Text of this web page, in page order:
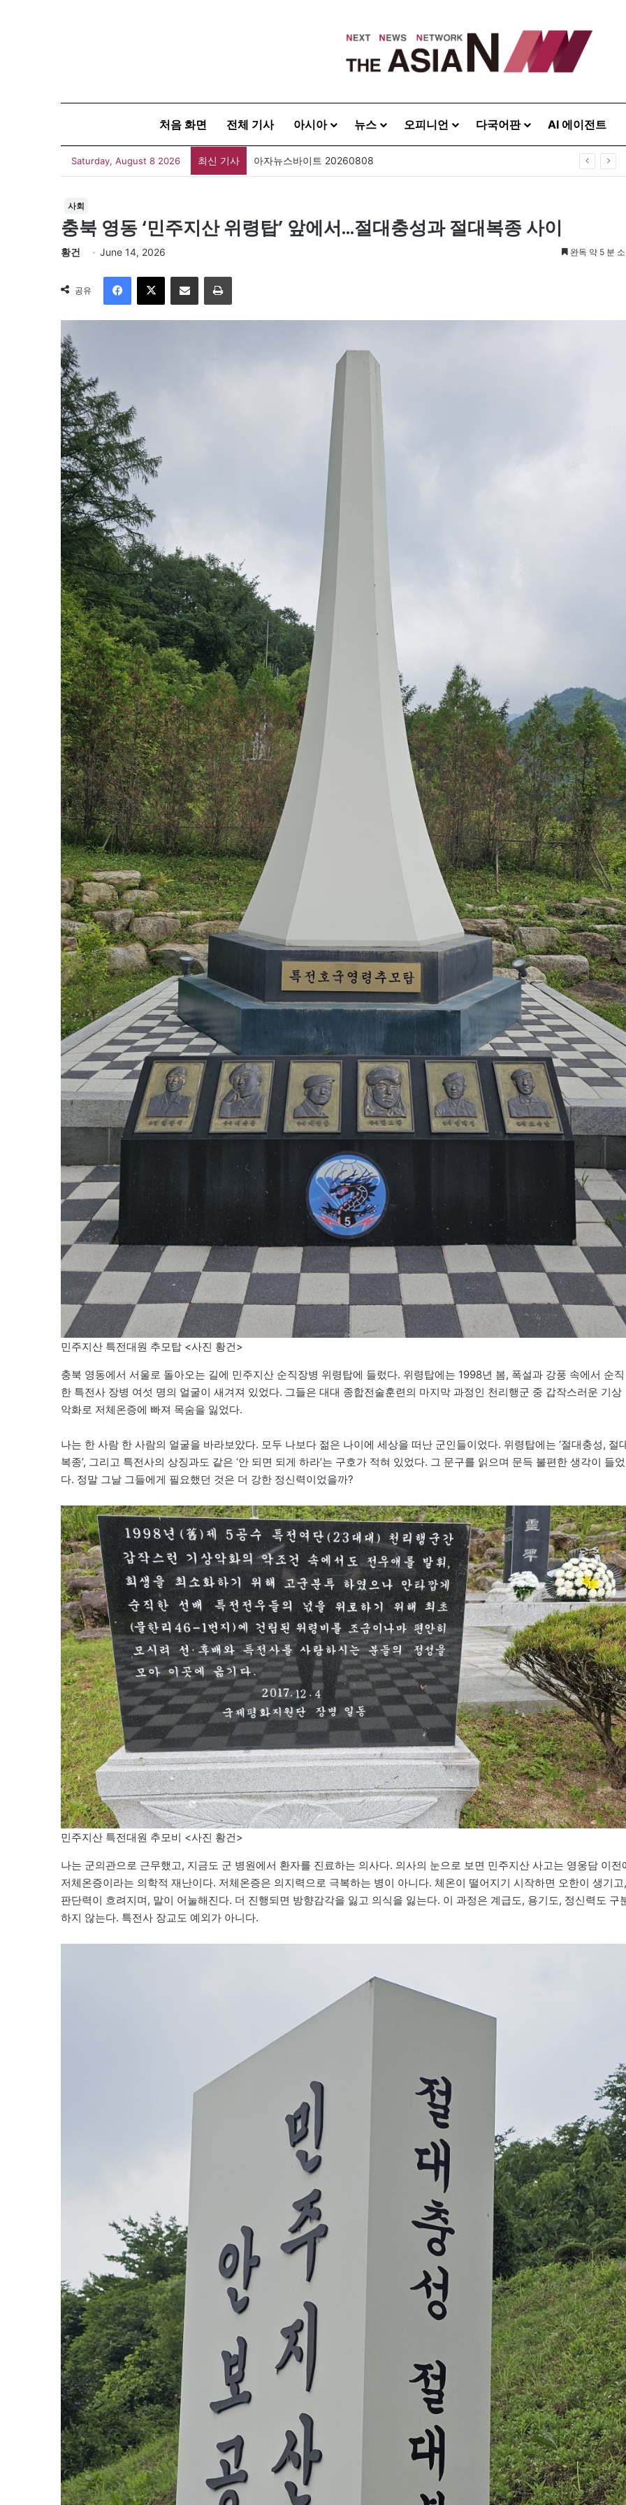
처음 화면 전체 기사 아시아 뉴스 오피니언 다국어판 AI 에이전트
Saturday, August 8 2026 최신 기사 폐버스를 청년주택으로? 탑골공원 술자리보다 못한 정치의 상상력
사회
충북 영동 ‘민주지산 위령탑’ 앞에서…절대충성과 절대복종 사이
황건 June 14, 2026 완독 약 5 분
공유
Facebook
X 이메일 인쇄
민주지산 특전대원 추모탑 <사진 황건>
충북 영동에서 서울로 돌아오는 길에 민주지산 순직장병 위령탑에 들렀다. 위령탑에는 1998년 봄, 폭설과 강풍 속에서 순직
한 특전사 장병 여섯 명의 얼굴이 새겨져 있었다. 그들은 대대 종합전술훈련의 마지막 과정인 천리행군 중 갑작스러운 기상
악화로 저체온증에 빠져 목숨을 잃었다.
나는 한 사람 한 사람의 얼굴을 바라보았다. 모두 나보다 젊은 나이에 세상을 떠난 군인들이었다. 위령탑에는 ‘절대충성, 절
복종’, 그리고 특전사의 상징과도 같은 ‘안 되면 되게 하라’는 구호가 적혀 있었다. 그 문구를 읽으며 문득 불편한 생각이 들었
다. 정말 그날 그들에게 필요했던 것은 더 강한 정신력이었을까?
민주지산 특전대원 추모비 <사진 황건>
나는 군의관으로 근무했고, 지금도 군 병원에서 환자를 진료하는 의사다. 의사의 눈으로 보면 민주지산 사고는 영웅담 이전
저체온증이라는 의학적 재난이다. 저체온증은 의지력으로 극복하는 병이 아니다. 체온이 떨어지기 시작하면 오한이 생기고,
판단력이 흐려지며, 말이 어눌해진다. 더 진행되면 방향감각을 잃고 의식을 잃는다. 이 과정은 계급도, 용기도, 정신력도 구
하지 않는다. 특전사 장교도 예외가 아니다.